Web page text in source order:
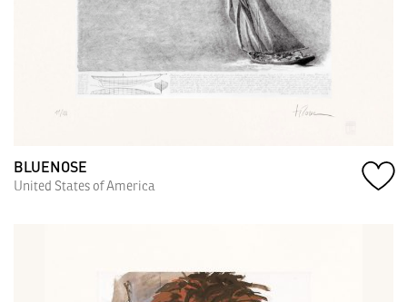
BLUENOSE
United States of America